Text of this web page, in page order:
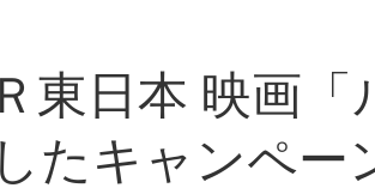
東日本 映画
たキャンペー